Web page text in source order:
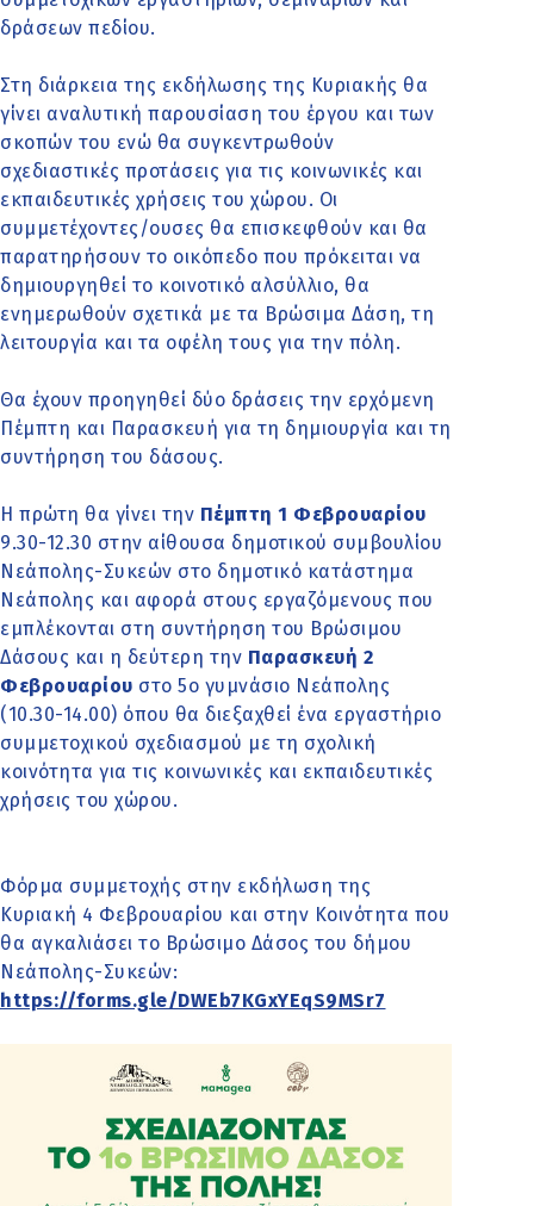
δράσεων πεδίου.
Στη διάρκεια της εκδήλωσης της Κυριακής θα
γίνει αναλυτική παρουσίαση του έργου και των
σκοπών του ενώ θα συγκεντρωθούν
σχεδιαστικές προτάσεις για τις κοινωνικές και
εκπαιδευτικές χρήσεις του χώρου. Οι
συμμετέχοντες/ουσες θα επισκεφθούν και θα
παρατηρήσουν το οικόπεδο που πρόκειται να
δημιουργηθεί το κοινοτικό αλσύλλιο, θα
ενημερωθούν σχετικά με τα Βρώσιμα Δάση, τη
λειτουργία και τα οφέλη τους για την πόλη.
Θα έχουν προηγηθεί δύο δράσεις την ερχόμενη
Πέμπτη και Παρασκευή για τη δημιουργία και τη
συντήρηση του δάσους.
Η πρώτη θα γίνει την Πέμπτη 1 Φεβρουαρίου
9.30-12.30 στην αίθουσα δημοτικού συμβουλίου
Νεάπολης-Συκεών στο δημοτικό κατάστημα
Νεάπολης και αφορά στους εργαζόμενους που
εμπλέκονται στη συντήρηση του Βρώσιμου
Δάσους και η δεύτερη την Παρασκευή 2
Φεβρουαρίου στο 5ο γυμνάσιο Νεάπολης
(10.30-14.00) όπου θα διεξαχθεί ένα εργαστήριο
συμμετοχικού σχεδιασμού με τη σχολική
κοινότητα για τις κοινωνικές και εκπαιδευτικές
χρήσεις του χώρου.
Φόρμα συμμετοχής στην εκδήλωση της
Κυριακή 4 Φεβρουαρίου και στην Κοινότητα που
θα αγκαλιάσει το Βρώσιμο Δάσος του δήμου
Νεάπολης-Συκεών:
https://forms.gle/DWEb7KGxYEqS9MSr7